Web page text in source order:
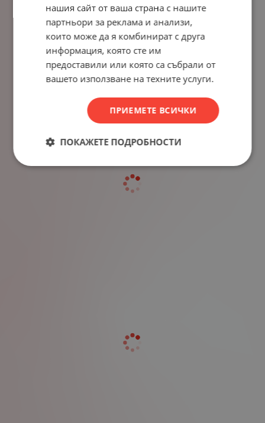
нашия сайт от ваша страна с нашите
партньори за реклама и анализи,
които може да я комбинират с друга
информация, която сте им
предоставили или която са събрали от
вашето използване на техните услуги.
ПРИЕМЕТЕ ВСИЧКИ
ПОКАЖЕТЕ ПОДРОБНОСТИ